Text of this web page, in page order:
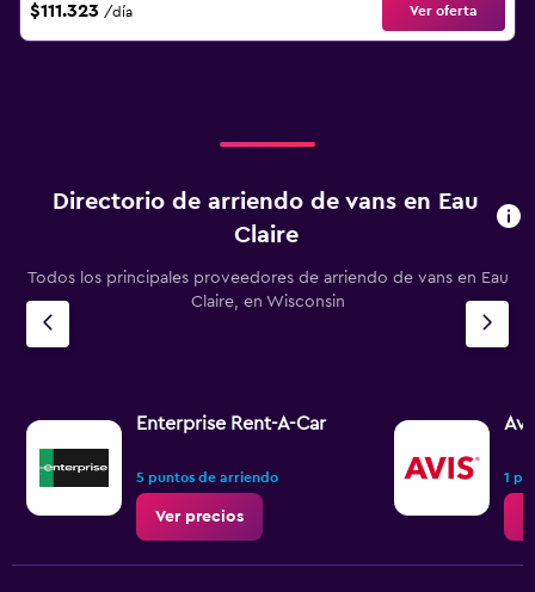
$111.323 /día Ver oferta
Directorio de arriendo de vans en Eau
Claire
Todos los principales proveedores de arriendo de vans en Eau
Claire, en Wisconsin
Enterprise Rent-A-Car
5 puntos de arriendo
Ver precios
1